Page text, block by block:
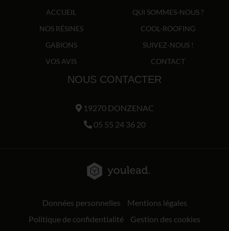
ACCUEIL
QUI SOMMES-NOUS ?
NOS RÉSINES
COOL-ROOFING
GABIONS
SUIVEZ-NOUS !
VOS AVIS
CONTACT
NOUS CONTACTER
19270 DONZENAC
05 55 24 36 20
Données personnelles
Mentions légales
Politique de confidentialité
Gestion des cookies